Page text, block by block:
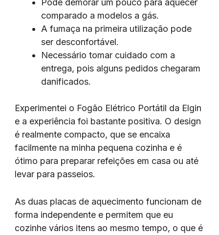
Pode demorar um pouco para aquecer
comparado a modelos a gás.
A fumaça na primeira utilização pode
ser desconfortável.
Necessário tomar cuidado com a
entrega, pois alguns pedidos chegaram
danificados.
Experimentei o Fogão Elétrico Portátil da Elgin
e a experiência foi bastante positiva. O design
é realmente compacto, que se encaixa
facilmente na minha pequena cozinha e é
ótimo para preparar refeições em casa ou até
levar para passeios.
As duas placas de aquecimento funcionam de
forma independente e permitem que eu
cozinhe vários itens ao mesmo tempo, o que é